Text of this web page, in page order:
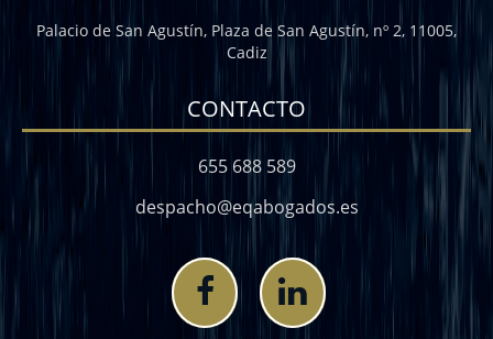
Palacio de San Agustín, Plaza de San Agustín, nº 2, 11005,
Cadiz
CONTACTO
655 688 589
despacho@eqabogados.es